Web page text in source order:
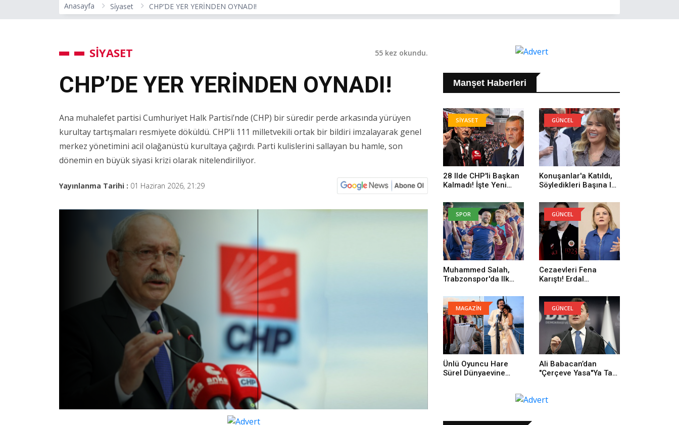
Anasayfa Si̇yaset CHP’DE YER YERİNDEN OYNADI!
SİYASET 55 kez okundu.
CHP’DE YER YERİNDEN OYNADI!
Ana muhalefet partisi Cumhuriyet Halk Partisi’nde (CHP) bir süredir perde arkasında yürüyen
kurultay tartışmaları resmiyete döküldü. CHP’li 111 milletvekili ortak bir bildiri imzalayarak genel
merkez yönetimini acil olağanüstü kurultaya çağırdı. Parti kulislerini sallayan bu hamle, son
dönemin en büyük siyasi krizi olarak nitelendiriliyor.
Yayınlanma Tarihi : 01 Haziran 2026, 21:29
Manşet Haberleri
SİYASET
28 Ilde CHP'li Başkan
Kalmadı! İşte Yeni
Sayısı
GÜNCEL
Konuşanlar'a Katıldı,
Söyledikleri Başına Iş
SPOR
Muhammed Salah,
Trabzonspor'da Ilk
GÜNCEL
Cezaevleri Fena
Karıştı! Erdal
Yüzünden Buradayım
MAGAZİN
Ünlü Oyuncu Hare
Sürel Dünyaevine
GÜNCEL
Ali Babacan’dan
"Çerçeve Yasa"ya Tam